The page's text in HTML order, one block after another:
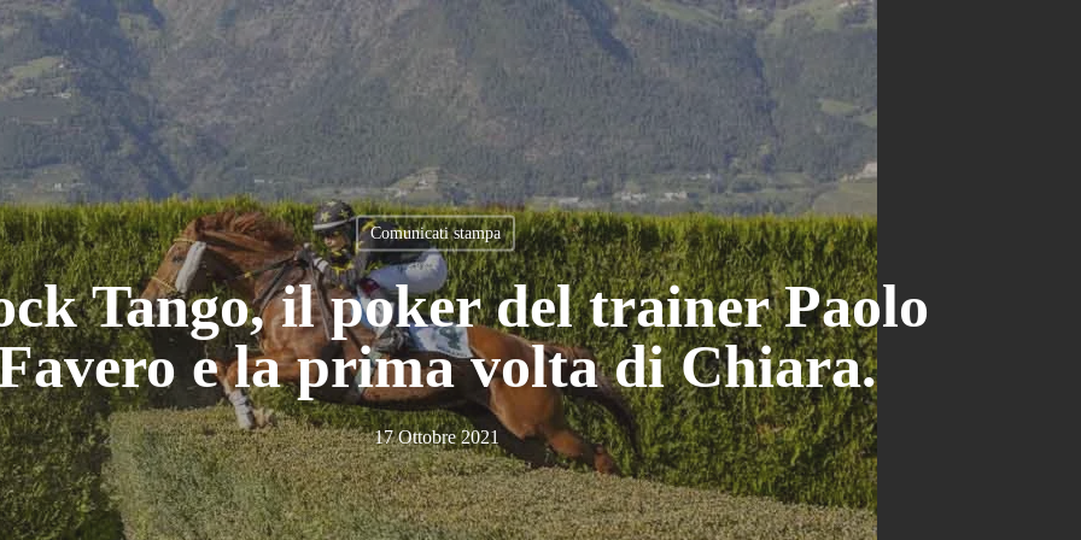
Comunicati stampa
Tango, il poker del trainer Paolo
e la prima volta di Chiara.
17 Ottobre 2021